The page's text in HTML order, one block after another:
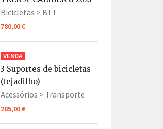
Bicicletas > BTT
780,00 €
VENDA
3 Suportes de bicicletas
(tejadilho)
Acessórios > Transporte
285,00 €